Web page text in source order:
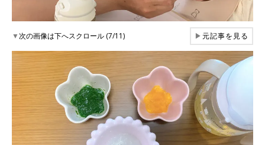
▼次の画像は下へスクロール (7/11) ▶元記事を見る